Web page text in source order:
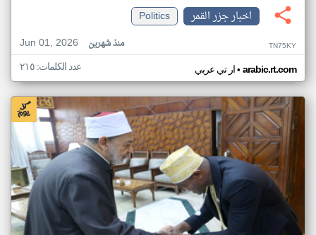
اخبار جزر القمر
Politics
Jun 01, 2026
منذ شهرين TN75KY
ار تي عربي• arabic.rt.com عدد الكلمات: ٢١٥